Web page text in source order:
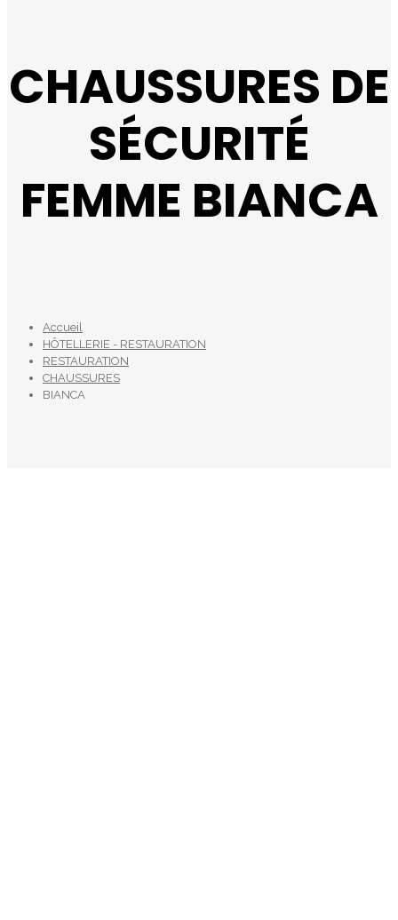
CHAUSSURES DE
SÉCURITÉ
FEMME BIANCA
Accueil
HÔTELLERIE - RESTAURATION
RESTAURATION
CHAUSSURES
BIANCA